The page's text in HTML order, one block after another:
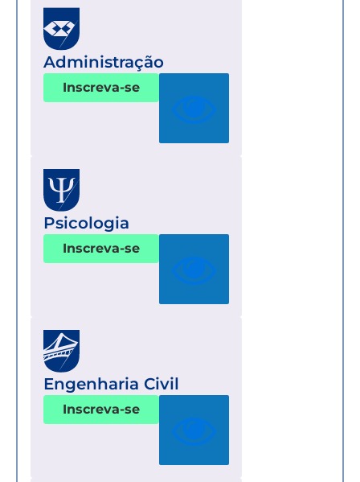
Administração
Inscreva-se
Psicologia
Inscreva-se
Engenharia Civil
Inscreva-se